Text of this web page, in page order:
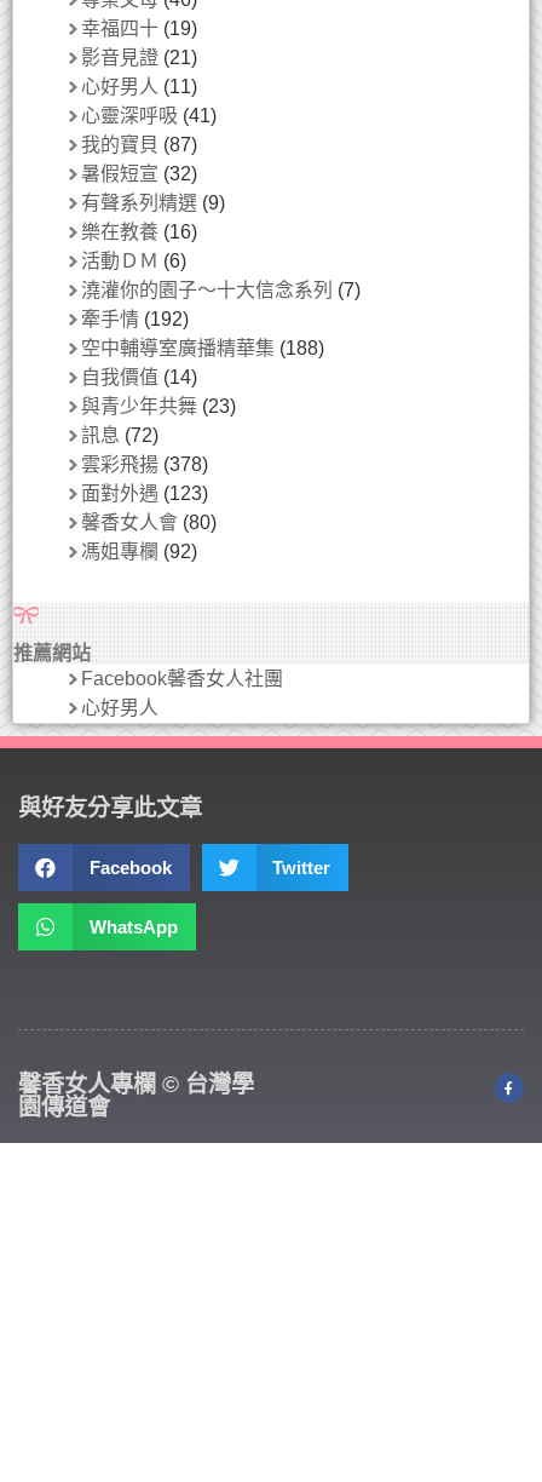
幸福四十 (19)
影音見證 (21)
心好男人 (11)
心靈深呼吸 (41)
我的寶貝 (87)
暑假短宣 (32)
有聲系列精選 (9)
樂在教養 (16)
活動ＤＭ (6)
澆灌你的園子～十大信念系列 (7)
牽手情 (192)
空中輔導室廣播精華集 (188)
自我價值 (14)
與青少年共舞 (23)
訊息 (72)
雲彩飛揚 (378)
面對外遇 (123)
馨香女人會 (80)
馮姐專欄 (92)
推薦網站
Facebook馨香女人社團
心好男人
與好友分享此文章
Facebook Twitter
WhatsApp
馨香女人專欄 © 台灣學
園傳道會